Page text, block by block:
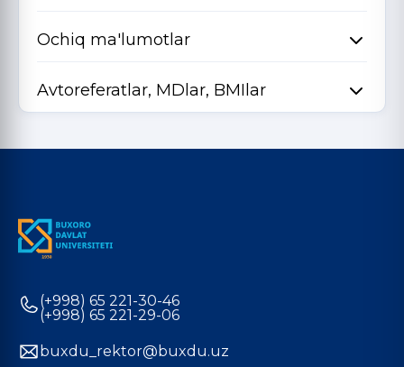
Ochiq ma'lumotlar
Avtoreferatlar, MDlar, BMIlar
(+998) 65 221-30-46
(+998) 65 221-29-06
buxdu_rektor@buxdu.uz